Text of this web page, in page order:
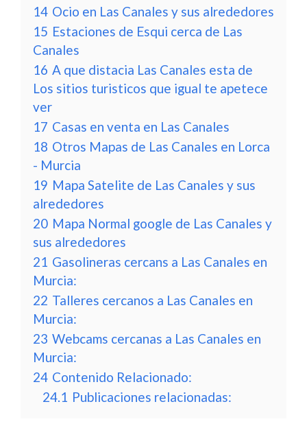
14 Ocio en Las Canales y sus alrededores
15 Estaciones de Esqui cerca de Las
Canales
16 A que distacia Las Canales esta de
Los sitios turisticos que igual te apetece
ver
17 Casas en venta en Las Canales
18 Otros Mapas de Las Canales en Lorca
- Murcia
19 Mapa Satelite de Las Canales y sus
alrededores
20 Mapa Normal google de Las Canales y
sus alrededores
21 Gasolineras cercans a Las Canales en
Murcia:
22 Talleres cercanos a Las Canales en
Murcia:
23 Webcams cercanas a Las Canales en
Murcia:
24 Contenido Relacionado:
24.1 Publicaciones relacionadas: